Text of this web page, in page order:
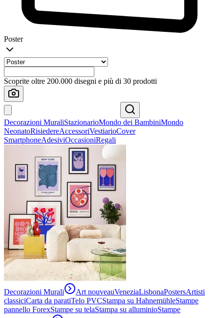
Poster
Scoprite oltre 200.000 disegni e più di 30 prodotti
Decorazioni MuraliStazionarioMondo dei BambiniMondo
NeonatoRisiedereAccessoriVestiarioCover
SmartphoneAdesiviOccasioniRegali
Decorazioni Murali Art nouveauVeneziaLisbonaPostersArtisti
classiciCarta da paratiTelo PVCStampa su HahnemühleStampe
pannello ForexStampe su telaStampa su alluminioStampe